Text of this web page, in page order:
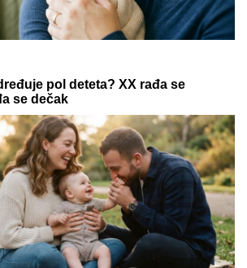
nova linija paketa ALTA